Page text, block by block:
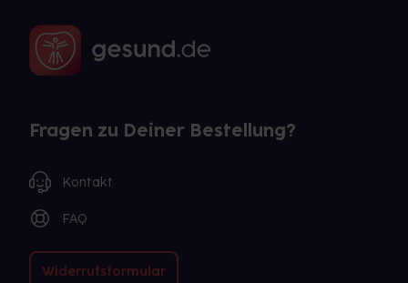
Fragen zu Deiner Bestellung?
Kontakt
FAQ
Widerrufsformular